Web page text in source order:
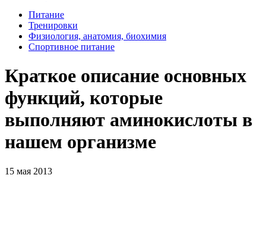
Питание
Тренировки
Физиология, анатомия, биохимия
Спортивное питание
Краткое описание основных
функций, которые
выполняют аминокислоты в
нашем организме
15 мая 2013